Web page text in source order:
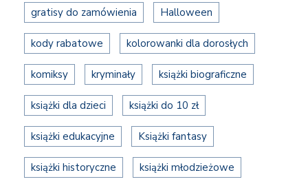
gratisy do zamówienia Halloween
kody rabatowe kolorowanki dla dorosłych
komiksy kryminały książki biograficzne
książki dla dzieci książki do 10 zł
książki edukacyjne Książki fantasy
książki historyczne książki młodzieżowe